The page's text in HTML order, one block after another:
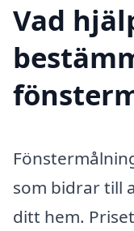
Vad
som bidrar till
ditt hem.